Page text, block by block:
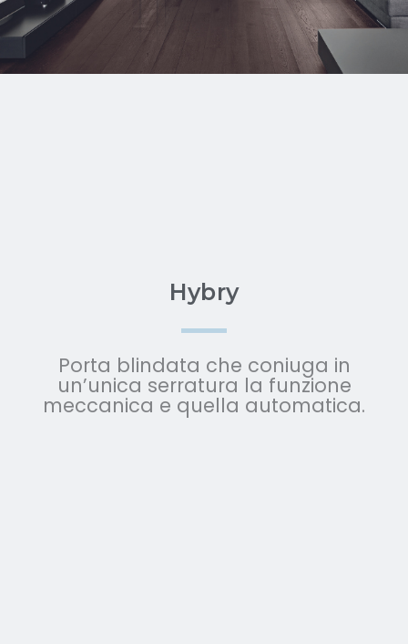
Hybry
Porta blindata che coniuga in
un’unica serratura la funzione
meccanica e quella automatica.